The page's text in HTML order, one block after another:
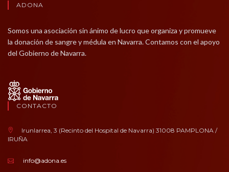
ADONA
Somos una asociación sin ánimo de lucro que organiza y promueve
la donación de sangre y médula en Navarra. Contamos con el apoyo
del Gobierno de Navarra.
CONTACTO
Irunlarrea, 3 (Recinto del Hospital de Navarra) 31008 PAMPLONA /
IRUÑA
info@adona.es